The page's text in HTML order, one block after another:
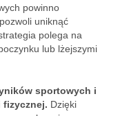
powinno
uniknąć
polega na
lub lżejszymi
sportowych i
fizycznej. Dzięki